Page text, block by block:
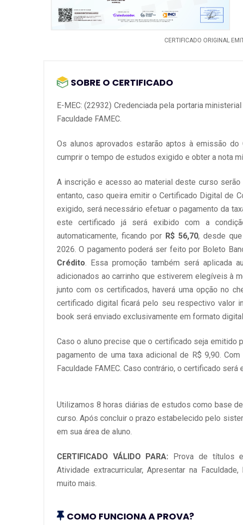
- Dimensões.
CERTIFICADO ORIGINAL
SOBRE O CERTIFICADO
E-MEC: (22932) Credenciada pela portaria
Faculdade FAMEC.
Os alunos aprovados estarão aptos à emissão
cumprir o tempo de estudos exigido e obter a nota
A inscrição e acesso ao material deste curso
entanto, caso queira emitir o Certificado Digital de
exigido, será necessário efetuar o pagamento da
este certificado já será exibido com a
automaticamente, ficando por R$ 56,70, desde
2026. O pagamento poderá ser feito por Boleto
Crédito . Essa promoção também será aplicada
adicionados ao carrinho que estiverem elegíveis à
junto com os certificados, haverá uma opção no
certificado digital ficará pelo seu respectivo valor
book será enviado exclusivamente em formato
Caso o aluno precise que o certificado seja emitido
pagamento de uma taxa adicional de R$ 9,90.
Faculdade FAMEC. Caso contrário, o certificado será
Utilizamos 8 horas diárias de estudos como base
curso. Após concluir o prazo estabelecido pelo
em sua área de aluno.
CERTIFICADO VÁLIDO PARA: Prova de títulos
Atividade extracurricular, Apresentar na
muito mais.
COMO FUNCIONA A PROVA?